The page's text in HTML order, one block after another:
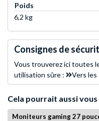
Poids
6,2 kg
Consignes de
Vous trouverez ici toutes
utilisation sûre :
Vers
Cela pourrait aussi
Moniteurs gaming 27